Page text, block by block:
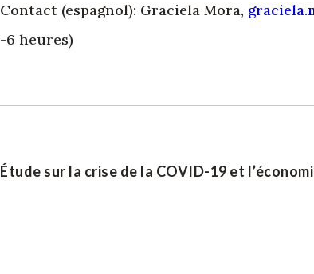
Contact (espagnol): Graciela Mora,
-6 heures)
Étude sur la crise de la COVID-19 et